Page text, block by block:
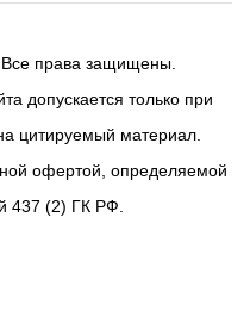
права защищены.
допускается только при
цитируемый материал.
офертой, определяемой
437 (2) ГК РФ.